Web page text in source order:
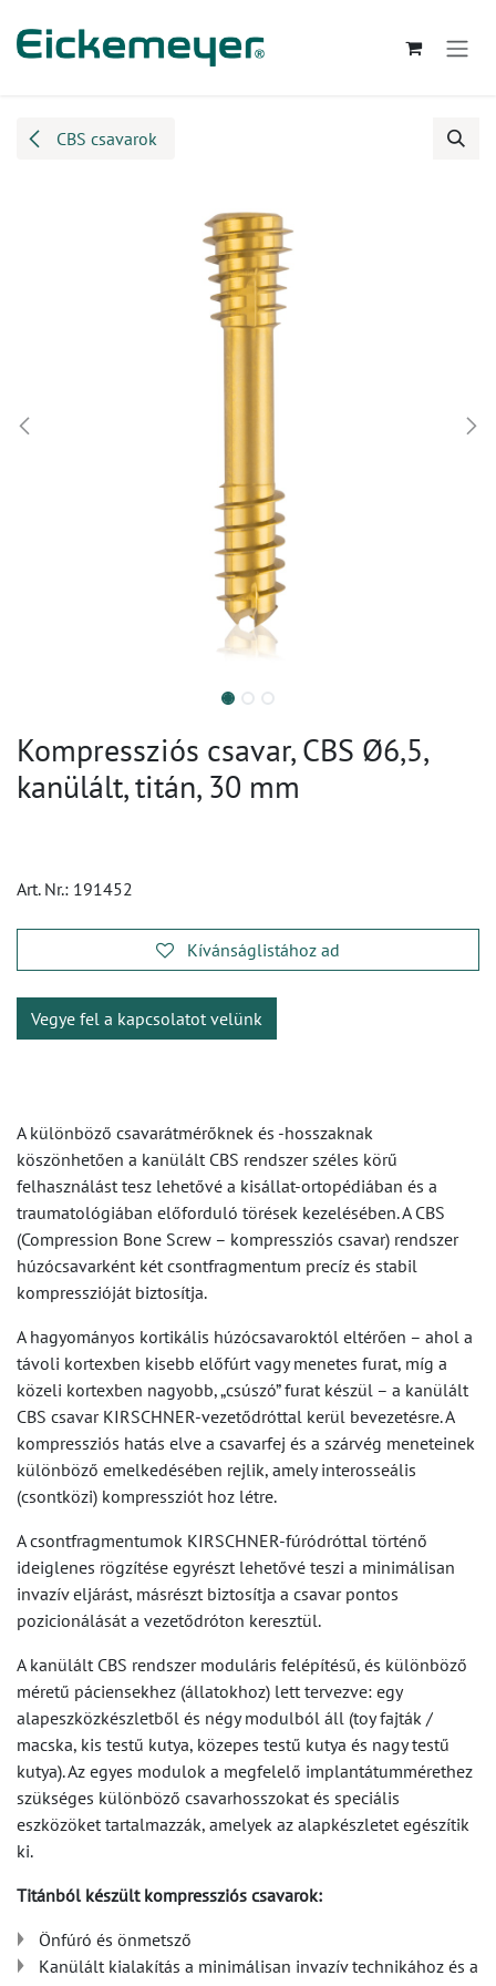
CBS csavarok
Kompressziós csavar, CBS Ø6,5,
kanülált, titán, 30 mm
Art. Nr.: 191452
Kívánságlistához ad
Vegye fel a kapcsolatot velünk
A különböző csavarátmérőknek és -hosszaknak
köszönhetően a kanülált CBS rendszer széles körű
felhasználást tesz lehetővé a kisállat-ortopédiában és a
traumatológiában előforduló törések kezelésében. A CBS
(Compression Bone Screw – kompressziós csavar) rendszer
húzócsavarként két csontfragmentum precíz és stabil
kompresszióját biztosítja.
A hagyományos kortikális húzócsavaroktól eltérően – ahol a
távoli kortexben kisebb előfúrt vagy menetes furat, míg a
közeli kortexben nagyobb, „csúszó” furat készül – a kanülált
CBS csavar KIRSCHNER-vezetődróttal kerül bevezetésre. A
kompressziós hatás elve a csavarfej és a szárvég meneteinek
különböző emelkedésében rejlik, amely interosseális
(csontközi) kompressziót hoz létre.
A csontfragmentumok KIRSCHNER-fúródróttal történő
ideiglenes rögzítése egyrészt lehetővé teszi a minimálisan
invazív eljárást, másrészt biztosítja a csavar pontos
pozicionálását a vezetődróton keresztül.
A kanülált CBS rendszer moduláris felépítésű, és különböző
méretű páciensekhez (állatokhoz) lett tervezve: egy
alapeszközkészletből és négy modulból áll (toy fajták /
macska, kis testű kutya, közepes testű kutya és nagy testű
kutya). Az egyes modulok a megfelelő implantátummérethez
szükséges különböző csavarhosszokat és speciális
eszközöket tartalmazzák, amelyek az alapkészletet egészítik
ki.
Titánból készült kompressziós csavarok:
Önfúró és önmetsző
Kanülált kialakítás a minimálisan invazív technikához és a